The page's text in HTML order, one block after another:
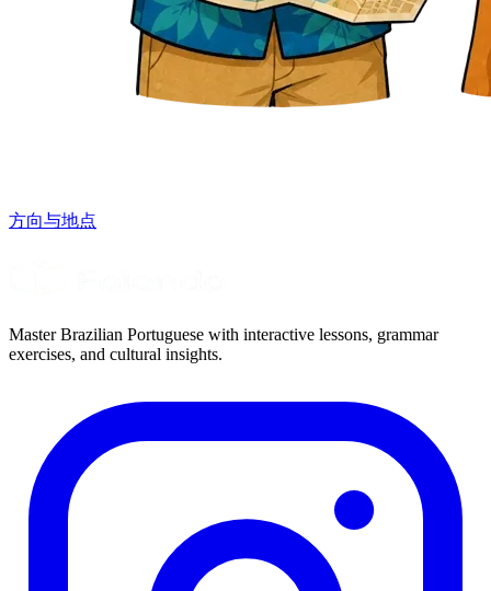
方向与地点
Master Brazilian Portuguese with interactive lessons, grammar
exercises, and cultural insights.